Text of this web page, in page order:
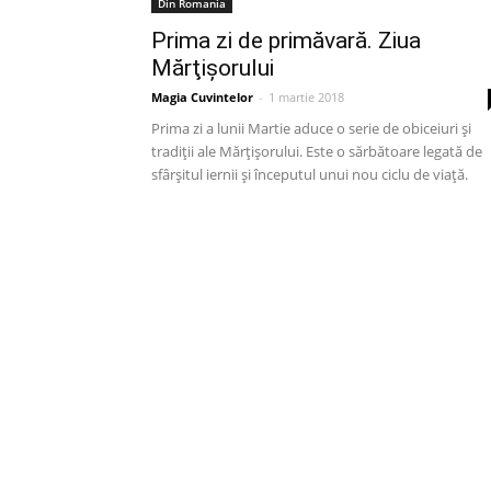
Din Romania
Prima zi de primăvară. Ziua
Mărţişorului
Magia Cuvintelor - 1 martie 2018
Prima zi a lunii Martie aduce o serie de obiceiuri și
tradiții ale Mărţişorului. Este o sărbătoare legată de
sfârșitul iernii și începutul unui nou ciclu de viață.